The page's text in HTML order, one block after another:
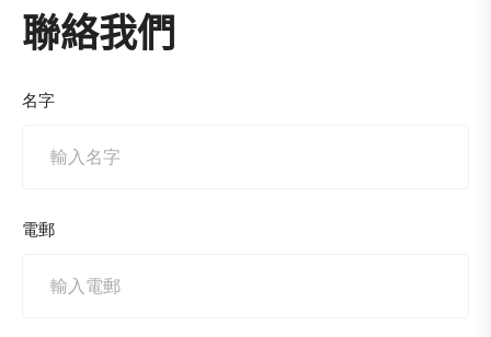
聯絡我們
名字
電郵